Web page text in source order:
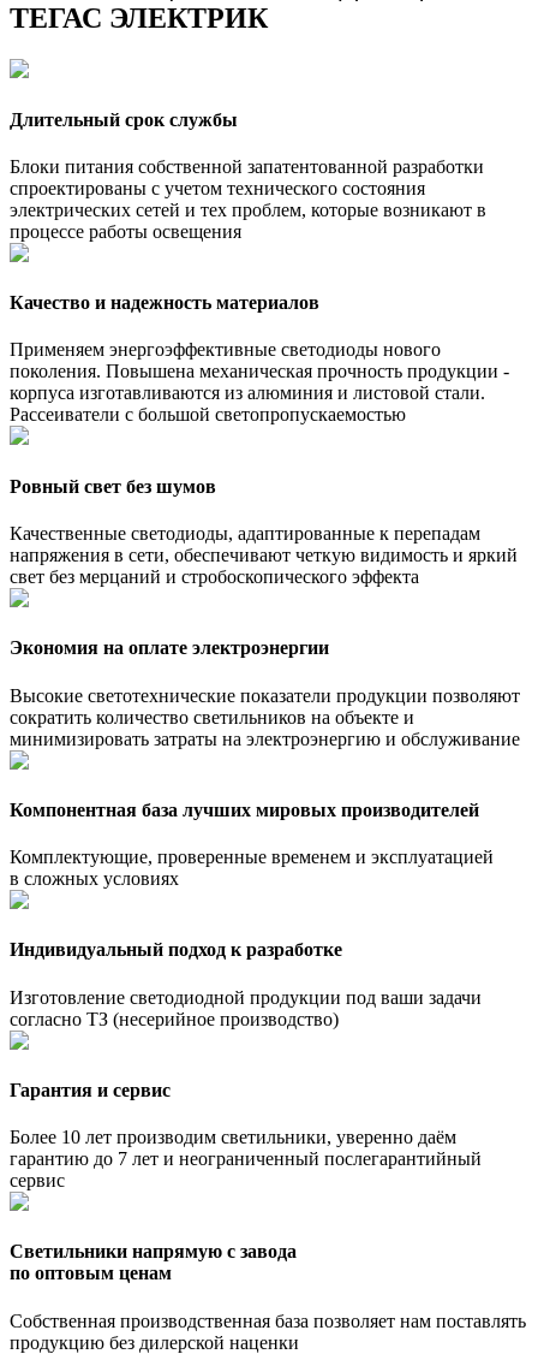
ТЕГАС ЭЛЕКТРИК
Длительный срок службы
Блоки питания собственной запатентованной разработки
спроектированы с учетом технического состояния
электрических сетей и тех проблем, которые возникают в
процессе работы освещения
Качество и надежность материалов
Применяем энергоэффективные светодиоды нового
поколения. Повышена механическая прочность продукции -
корпуса изготавливаются из алюминия и листовой стали.
Рассеиватели с большой светопропускаемостью
Ровный свет без шумов
Качественные светодиоды, адаптированные к перепадам
напряжения в сети, обеспечивают четкую видимость и яркий
свет без мерцаний и стробоскопического эффекта
Экономия на оплате электроэнергии
Высокие светотехнические показатели продукции позволяют
сократить количество светильников на объекте и
минимизировать затраты на электроэнергию и обслуживание
Компонентная база лучших мировых производителей
Комплектующие, проверенные временем и эксплуатацией
в сложных условиях
Индивидуальный подход к разработке
Изготовление светодиодной продукции под ваши задачи
согласно ТЗ (несерийное производство)
Гарантия и сервис
Более 10 лет производим светильники, уверенно даём
гарантию до 7 лет и неограниченный послегарантийный
сервис
Светильники напрямую с завода
по оптовым ценам
Собственная производственная база позволяет нам поставлять
продукцию без дилерской наценки